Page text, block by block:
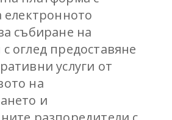
електронното
събиране на
оглед предоставяне
услуги от
на
и